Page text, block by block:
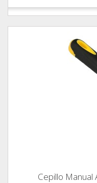
Cepillo Manual